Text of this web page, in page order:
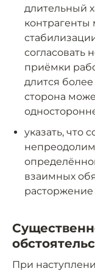
длительный
контрагенты
согласовать
приёмки
длится
сторона
указать, что
взаимных
расторжение
При